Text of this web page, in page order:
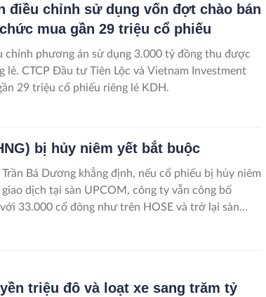
điều chỉnh sử dụng vốn đợt chào bán
mua gần 29 triệu cổ phiếu
chỉnh phương án sử dụng 3.000 tỷ đồng thu được
lẻ. CTCP Đầu tư Tiên Lộc và Vietnam Investment
29 triệu cổ phiếu riêng lẻ KDH.
bị hủy niêm yết bắt buộc
Bá Dương khẳng định, nếu cổ phiếu bị hủy niêm
dịch tại sàn UPCOM, công ty vẫn công bố
33.000 cổ đông như trên HOSE và trở lại sàn
kiện.
triệu đô và loạt xe sang trăm tỷ